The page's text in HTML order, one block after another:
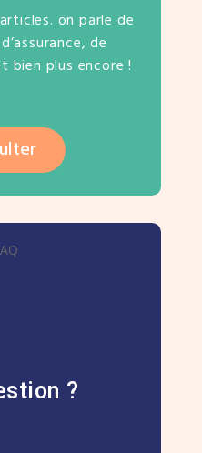
on parle de
de
bien plus encore !
?